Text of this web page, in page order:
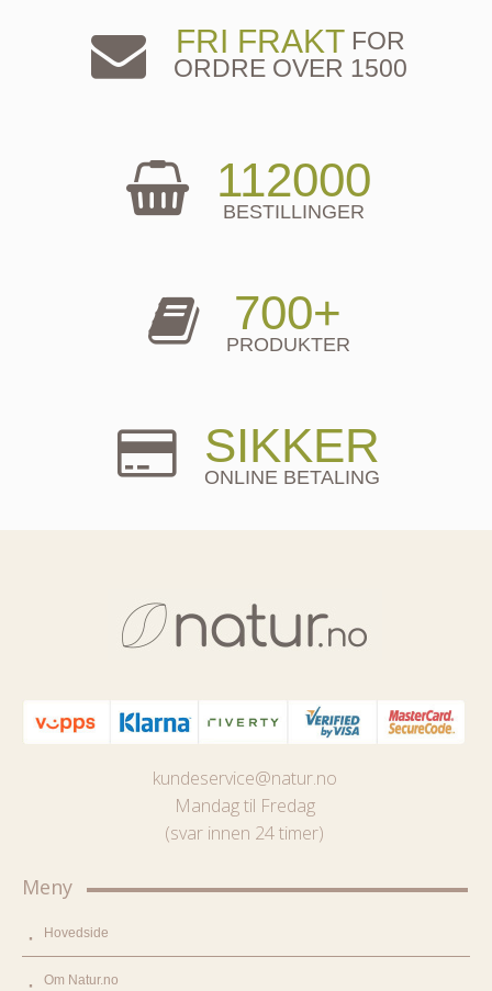
FRI FRAKTFOR
ORDRE OVER 1500
112000
BESTILLINGER
700+
PRODUKTER
SIKKER
ONLINE BETALING
kundeservice@natur.no
Mandag til Fredag
(svar innen 24 timer)
Meny
Hovedside
Om Natur.no